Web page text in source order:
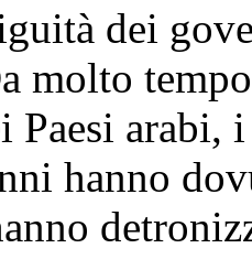
dei
molto
Paesi arabi,
hanno